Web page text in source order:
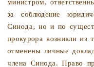
министром, ответ­
за соблюдение юри­
Синода, но и по
прокурора возникли из
отменены личные
члена Синода. Право